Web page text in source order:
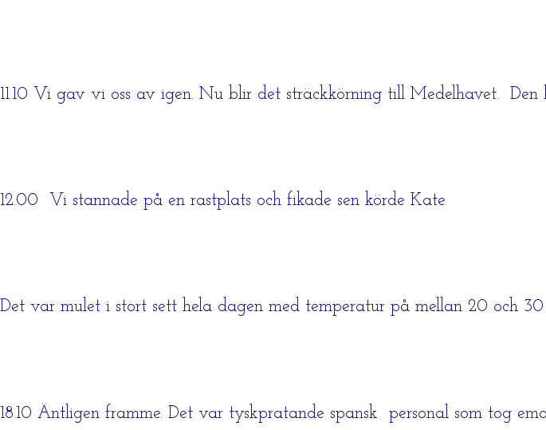
11.10 Vi gav vi oss av igen. Nu blir det sträckkörning till Medelhavet.
12.00 Vi stannade på en rastplats och fikade sen körde Kate.
Det var mulet i stort sett hela dagen med temperatur på mellan 20 och
18.10 Äntligen framme. Det var tyskpratande spansk personal som tog